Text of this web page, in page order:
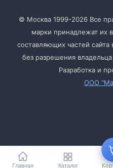
Главная Каталог
© Москва 1999-2026 Все
марки принадлежат их
составляющих частей
без разрешения
Разработка и
ООО